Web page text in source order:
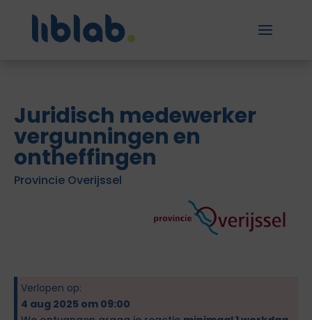
Juridisch medewerker
vergunningen en
ontheffingen
Provincie Overijssel
Verlopen op:
4 aug 2025 om 09:00